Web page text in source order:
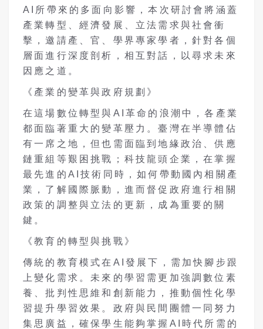
AI所帶來的多面向影響，本次研討會將涵蓋
產業轉型、經濟發展、立法需求與社會衝
擊，邀請產、官、學界專家學者，針對各個
層面進行深度剖析，相互對話，以尋求未來
因應之道。
《產業的變革與政府規劃》
在這場數位轉型與AI革命的浪潮中，各產業
都面臨著重大的變革壓力。臺灣在半導體佔
有一席之地，但也需面臨到地緣政治、供應
鏈重組等艱困挑戰；科技龍頭企業，在掌握
最先進的AI技術同時，如何帶動國內相關產
業，了解國際脈動，進而督促政府進行相關
政策的調整與立法的更新，成為重要的關
鍵。
《教育的轉型與挑戰》
傳統的教育模式在AI發展下，需加快腳步跟
上變化需求。未來的學習需更加強調數位素
養、批判性思維和創新能力，推動個性化學
習提升學習效果。政府與民間團體一同努力
集思廣益，確保學生能夠掌握AI時代所需的